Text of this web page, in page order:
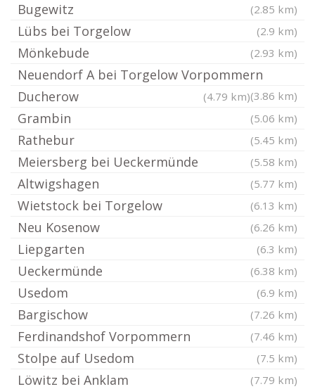
Bugewitz (2.85 km)
Lübs bei Torgelow (2.9 km)
Mönkebude (2.93 km)
Neuendorf A bei Torgelow Vorpommern
(3.86 km)
Ducherow (4.79 km)
Grambin (5.06 km)
Rathebur (5.45 km)
Meiersberg bei Ueckermünde (5.58 km)
Altwigshagen (5.77 km)
Wietstock bei Torgelow (6.13 km)
Neu Kosenow (6.26 km)
Liepgarten (6.3 km)
Ueckermünde (6.38 km)
Usedom (6.9 km)
Bargischow (7.26 km)
Ferdinandshof Vorpommern (7.46 km)
Stolpe auf Usedom (7.5 km)
Löwitz bei Anklam (7.79 km)